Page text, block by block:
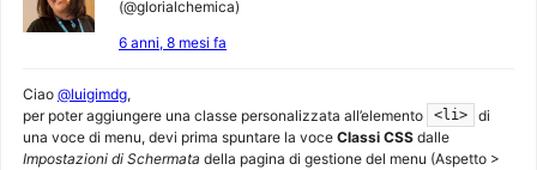
(@glorialchemica)
6 anni, 8 mesi fa
Ciao @luigimdg,
per poter aggiungere una classe personalizzata all’elemento
<li>
di
una voce di menu, devi prima spuntare la voce Classi CSS dalle
Impostazioni di Schermata della pagina di gestione del menu (Aspetto >